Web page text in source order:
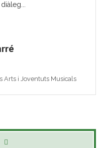
Arts i Joventuts Musicals